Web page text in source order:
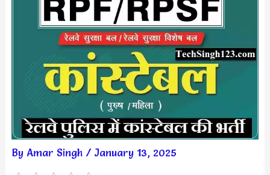
By Amar Singh / January 13, 2025